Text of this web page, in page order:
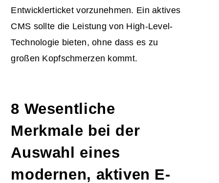
Entwicklerticket vorzunehmen. Ein aktives
CMS sollte die Leistung von High-Level-
Technologie bieten, ohne dass es zu
großen Kopfschmerzen kommt.
8 Wesentliche
Merkmale bei der
Auswahl eines
modernen, aktiven E-